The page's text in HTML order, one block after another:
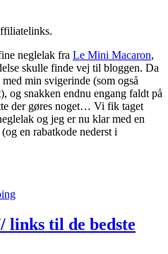
neglelak fra Le Mini Macaron,
skulle finde vej til bloggen. Da
min svigerinde (som også
og snakken endnu engang faldt på
der gøres noget… Vi fik taget
og jeg er nu klar med en
en rabatkode nederst i
links til de bedste